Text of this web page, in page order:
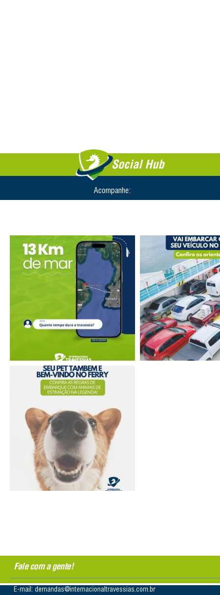
Social Hub
Acompanhe:
Fale com a gente!
E-mail: demandas@internacionaltravessias.com.br